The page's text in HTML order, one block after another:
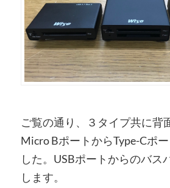
ご覧の通り、３タイプ共に背
Micro BポートからType-Cポ
した。USBポートからのバス
します。